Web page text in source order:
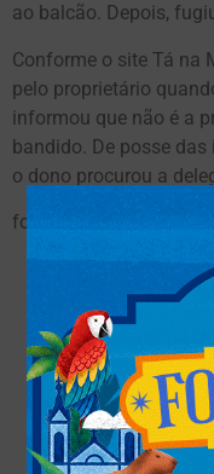
ao balcão. Depois,
Conforme o site Tá na
pelo proprietário
informou que não é a
bandido. De posse
o dono procurou a
fonte: